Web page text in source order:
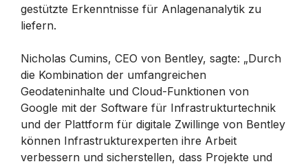
gestützte Erkenntnisse für Anlagenanalytik zu
liefern.
Nicholas Cumins, CEO von Bentley, sagte: „Durch
die Kombination der umfangreichen
Geodateninhalte und Cloud-Funktionen von
Google mit der Software für Infrastrukturtechnik
und der Plattform für digitale Zwillinge von Bentley
können Infrastrukturexperten ihre Arbeit
verbessern und sicherstellen, dass Projekte und